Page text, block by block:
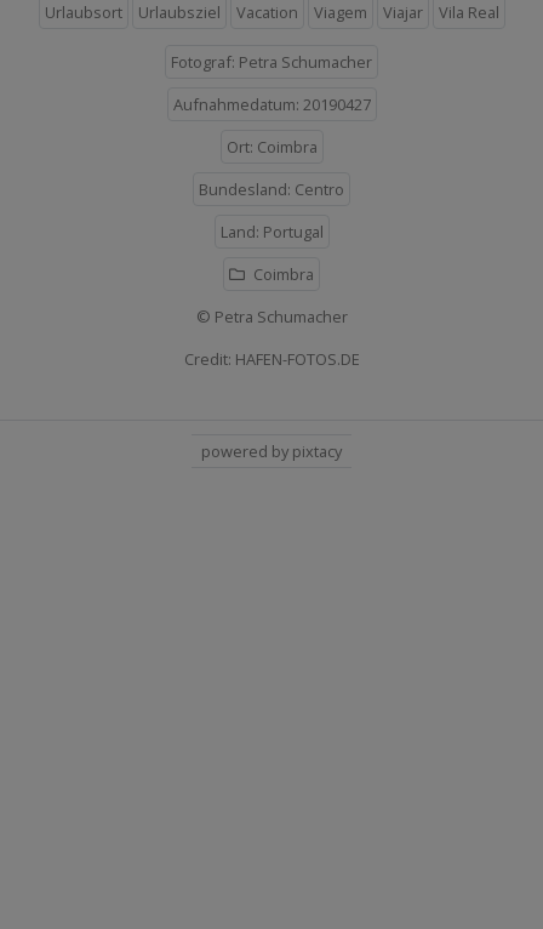
Urlaubsort
Urlaubsziel Vacation Viagem Viajar Vila Real
Fotograf: Petra Schumacher
Aufnahmedatum: 20190427
Ort: Coimbra
Bundesland: Centro
Land: Portugal
Coimbra
© Petra Schumacher
Credit: HAFEN-FOTOS.DE
powered by pixtacy